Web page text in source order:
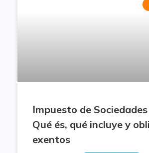
Impuesto de
Qué és, qué incluye y
exentos